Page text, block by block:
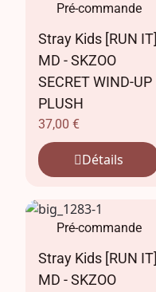
Pré-commande
Stray Kids [RUN IT]
MD - SKZOO
SECRET WIND-UP
PLUSH
37,00€
Détails
Pré-commande
Stray Kids [RUN IT]
MD - SKZOO